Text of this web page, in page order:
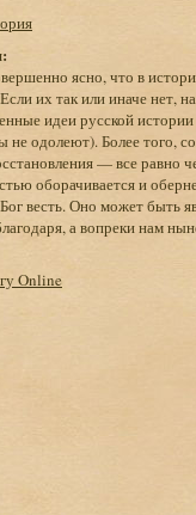
ясно, что в
их так или иначе нет,
идеи русской
не одолеют). Более того,
— все равно
оборачивается и
весть. Оно может быть
а вопреки нам
Online